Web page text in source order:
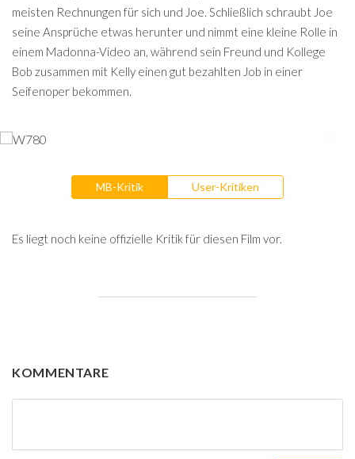
meisten Rechnungen für sich und Joe. Schließlich schraubt Joe
seine Ansprüche etwas herunter und nimmt eine kleine Rolle in
einem Madonna-Video an, während sein Freund und Kollege
Bob zusammen mit Kelly einen gut bezahlten Job in einer
Seifenoper bekommen.
MB-Kritik User-Kritiken
Es liegt noch keine offizielle Kritik für diesen Film vor.
KOMMENTARE